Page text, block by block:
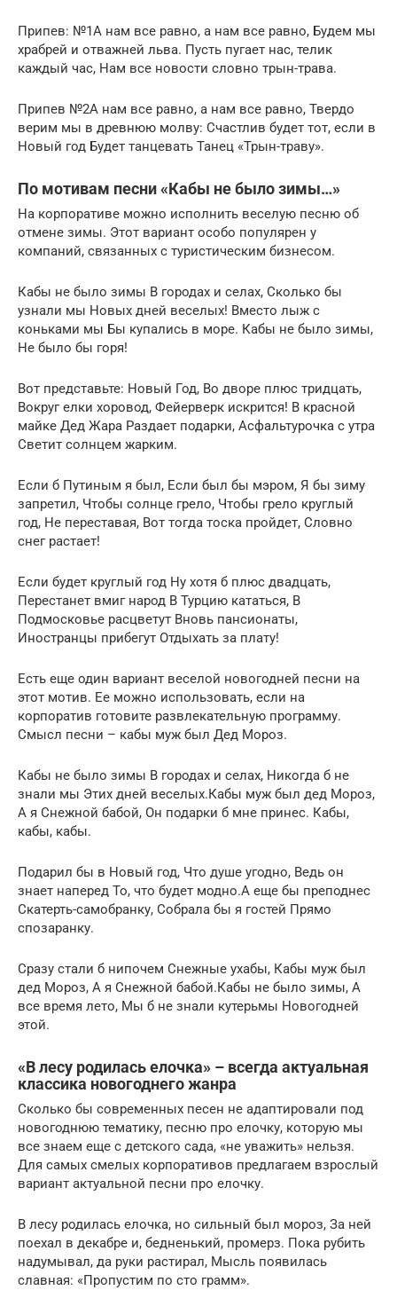
Припев: №1А нам все равно, а нам все равно, Будем мы
храбрей и отважней льва. Пусть пугает нас, телик
каждый час, Нам все новости словно трын-трава.
Припев №2А нам все равно, а нам все равно, Твердо
верим мы в древнюю молву: Счастлив будет тот, если в
Новый год Будет танцевать Танец «Трын-траву».
По мотивам песни «Кабы не было зимы…»
На корпоративе можно исполнить веселую песню об
отмене зимы. Этот вариант особо популярен у
компаний, связанных с туристическим бизнесом.
Кабы не было зимы В городах и селах, Сколько бы
узнали мы Новых дней веселых! Вместо лыж с
коньками мы Бы купались в море. Кабы не было зимы,
Не было бы горя!
Вот представьте: Новый Год, Во дворе плюс тридцать,
Вокруг елки хоровод, Фейерверк искрится! В красной
майке Дед Жара Раздает подарки, Асфальтурочка с утра
Светит солнцем жарким.
Если б Путиным я был, Если был бы мэром, Я бы зиму
запретил, Чтобы солнце грело, Чтобы грело круглый
год, Не переставая, Вот тогда тоска пройдет, Словно
снег растает!
Если будет круглый год Ну хотя б плюс двадцать,
Перестанет вмиг народ В Турцию кататься, В
Подмосковье расцветут Вновь пансионаты,
Иностранцы прибегут Отдыхать за плату!
Есть еще один вариант веселой новогодней песни на
этот мотив. Ее можно использовать, если на
корпоратив готовите развлекательную программу.
Смысл песни – кабы муж был Дед Мороз.
Кабы не было зимы В городах и селах, Никогда б не
знали мы Этих дней веселых.Кабы муж был дед Мороз,
А я Снежной бабой, Он подарки б мне принес. Кабы,
кабы, кабы.
Подарил бы в Новый год, Что душе угодно, Ведь он
знает наперед То, что будет модно.А еще бы преподнес
Скатерть-самобранку, Собрала бы я гостей Прямо
спозаранку.
Сразу стали б нипочем Снежные ухабы, Кабы муж был
дед Мороз, А я Снежной бабой.Кабы не было зимы, А
все время лето, Мы б не знали кутерьмы Новогодней
этой.
«В лесу родилась елочка» – всегда актуальная
классика новогоднего жанра
Сколько бы современных песен не адаптировали под
новогоднюю тематику, песню про елочку, которую мы
все знаем еще с детского сада, «не уважить» нельзя.
Для самых смелых корпоративов предлагаем взрослый
вариант актуальной песни про елочку.
В лесу родилась елочка, но сильный был мороз, За ней
поехал в декабре и, бедненький, промерз. Пока рубить
надумывал, да руки растирал, Мысль появилась
славная: «Пропустим по сто грамм».